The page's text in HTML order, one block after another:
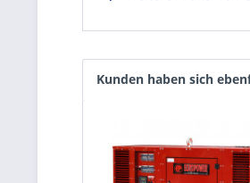
Kunden haben sich